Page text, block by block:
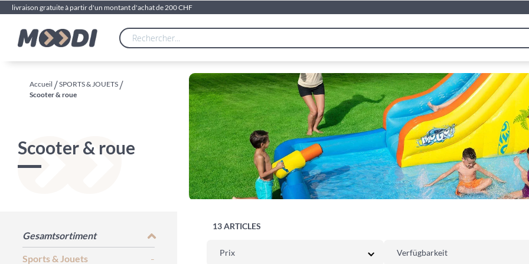
livraison gratuite à partir d'un montant d'achat de 200 CHF
13ARTICLES
Prix Verfügbarkeit
Accueil
SPORTS & JOUETS
Scooter & roue
Scooter & roue
Gesamtsortiment
Sports & Jouets